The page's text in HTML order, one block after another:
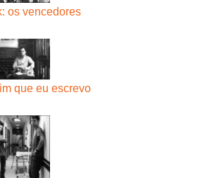
os vencedores
que eu escrevo